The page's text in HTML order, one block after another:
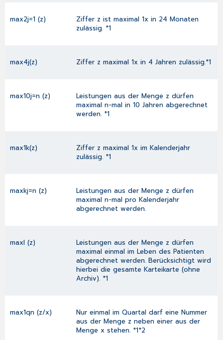
max2j=1 (z)
Ziffer z ist maximal 1x in 24 Monaten
zulässig. *1
max4j(z) Ziffer z maximal 1x in 4 Jahren zulässig.*1
max10j=n (z)
Leistungen aus der Menge z dürfen
maximal n-mal in 10 Jahren abgerechnet
werden. *1
max1k(z)
Ziffer z maximal 1x im Kalenderjahr
zulässig. *1
maxkj=n (z)
Leistungen aus der Menge z dürfen
maximal n-mal pro Kalenderjahr
abgerechnet werden.
maxl (z)
Leistungen aus der Menge z dürfen
maximal einmal im Leben des Patienten
abgerechnet werden. Berücksichtigt wird
hierbei die gesamte Karteikarte (ohne
Archiv). *1
max1qn (z/x)
Nur einmal im Quartal darf eine Nummer
aus der Menge z neben einer aus der
Menge x stehen. *1*2